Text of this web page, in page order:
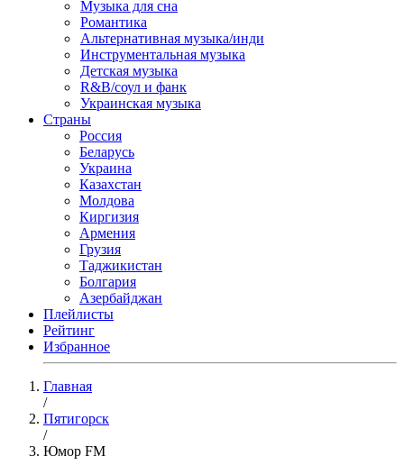
Музыка для сна
Романтика
Альтернативная музыка/инди
Инструментальная музыка
Детская музыка
R&B/cоул и фанк
Украинская музыка
Страны
Россия
Беларусь
Украина
Казахстан
Молдова
Киргизия
Армения
Грузия
Таджикистан
Болгария
Азербайджан
Плейлисты
Рейтинг
Избранное
Главная
/
Пятигорск
/
Юмор FM